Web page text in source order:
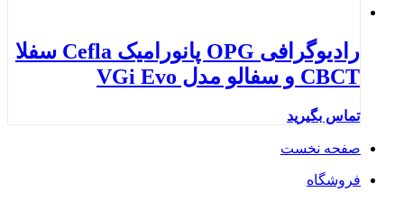
رادیوگرافی OPG پانورامیک Cefla سفلا
CBCT و سفالو مدل VGi Evo
تماس بگیرید
صفحه نخست
فروشگاه